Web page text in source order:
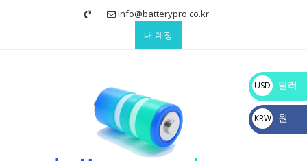
info@batterypro.co.kr
내 계정
USD
$
달러
KRW
₩
원